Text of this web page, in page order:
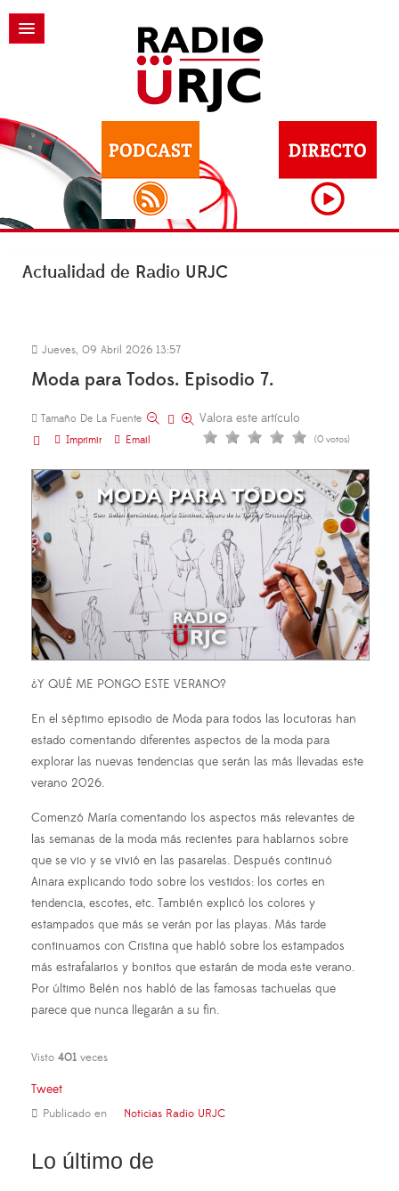
Actualidad de Radio URJC
Jueves, 09 Abril 2026 13:57
Moda para Todos. Episodio 7.
Tamaño De La Fuente
Imprimir
Email
Valora este artículo
(0 votos)
¿Y QUÉ ME PONGO ESTE VERANO?
En el séptimo episodio de Moda para todos las locutoras han
estado comentando diferentes aspectos de la moda para
explorar las nuevas tendencias que serán las más llevadas este
verano 2026.
Comenzó María comentando los aspectos más relevantes de
las semanas de la moda más recientes para hablarnos sobre
que se vio y se vivió en las pasarelas. Después continuó
Ainara explicando todo sobre los vestidos: los cortes en
tendencia, escotes, etc. También explicó los colores y
estampados que más se verán por las playas. Más tarde
continuamos con Cristina que habló sobre los estampados
más estrafalarios y bonitos que estarán de moda este verano.
Por último Belén nos habló de las famosas tachuelas que
parece que nunca llegarán a su fin.
Visto 401 veces
Tweet
Publicado en Noticias Radio URJC
Lo último de